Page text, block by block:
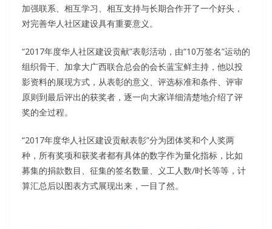
加强联系、相互学习、相互支持与长期合作开了一个好头，
对完善华人社区建设具有重要意义。
“2017年度华人社区建设贡献”表彰活动，由“10万签名”运动的
组织骨干、加拿大广西联合总会的会长蓝宝鲜主持，他以投
影资料的展现方式，从表彰的意义、评选标准和条件、评审
原则到最后评出的获奖者，逐一向大家详细清楚地介绍了评
奖的全过程。
“2017年度华人社区建设贡献表彰”分为团体奖和个人奖两
种，所有奖项和获奖者都有具体的数字作为量化指标，比如
募集的捐款数目、征集的签名数量、义工人数/时长等等，计
算汇总后以图表方式展现出来，一目了然。